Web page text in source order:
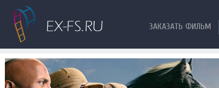
ЗАКАЗАТЬ ФИЛЬМ